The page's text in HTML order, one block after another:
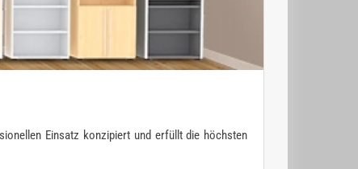
Einsatz konzipiert und erfüllt die höchsten